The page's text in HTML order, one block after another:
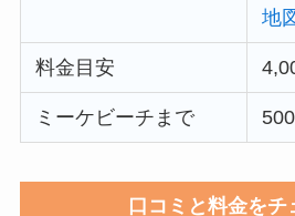
地
料金目安
ミーケビーチまで
口コミと料金をチ